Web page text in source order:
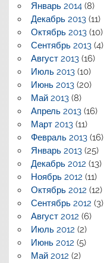
Январь 2014(8)
Декабрь 2013(11)
Октябрь 2013(10)
Сентябрь 2013(4)
Август 2013(16)
Июль 2013(10)
Июнь 2013(20)
Май 2013(8)
Апрель 2013(16)
Март 2013(11)
Февраль 2013(16)
Январь 2013(25)
Декабрь 2012 (13)
Ноябрь 2012 (11)
Октябрь 2012 (12)
Сентябрь 2012 (3)
Август 2012 (6)
Июль 2012 (2)
Июнь 2012 (5)
Май 2012 (2)